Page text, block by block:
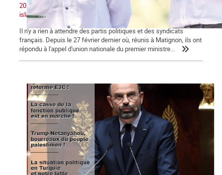
2020 : Unité nationale, patriotisme et lutte contre le séparatisme
islamiste
Il n'y a rien à attendre des partis politiques et des syndicats
français. Depuis le 27 février dernier où, réunis à Matignon, ils ont
répondu à l'appel d'union nationale du premier ministre...